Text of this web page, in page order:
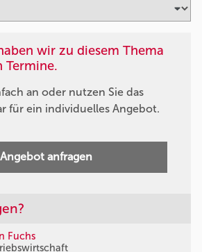
wir zu diesem Thema
Termine.
an oder nutzen Sie das
für ein individuelles Angebot.
Angebot anfragen
Fuchs